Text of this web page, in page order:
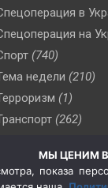
в
на
(740)
недели (210)
(1)
(262)
(76)
(2)
МЫ ЦЕНИМ
показа